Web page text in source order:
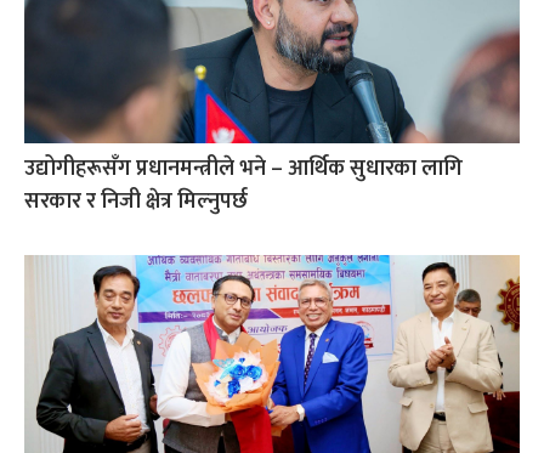
उद्योगीहरूसँग प्रधानमन्त्रीले भने – आर्थिक सुधारका लागि
सरकार र निजी क्षेत्र मिल्नुपर्छ